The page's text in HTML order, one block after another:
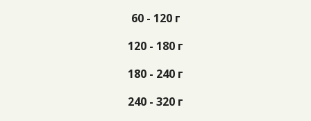
60 - 120 г
120 - 180 г
180 - 240 г
240 - 320 г